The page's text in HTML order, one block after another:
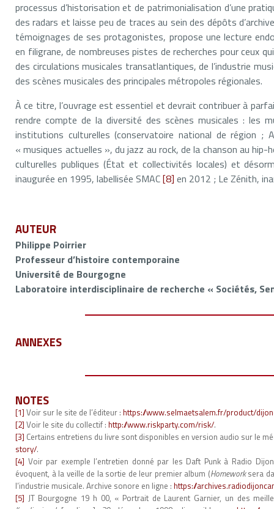
processus d’historisation et de patrimonialisation d’une
des radars et laisse peu de traces au sein des dépôts
témoignages de ses protagonistes, propose une lecture
en filigrane, de nombreuses pistes de recherches pour ceux
des circulations musicales transatlantiques, de l’industrie
des scènes musicales des principales métropoles régionales.
À ce titre, l’ouvrage est essentiel et devrait contribuer à
rendre compte de la diversité des scènes musicales : les
institutions culturelles (conservatoire national de région ;
« musiques actuelles », du jazz au rock, de la chanson au
culturelles publiques (État et collectivités locales) et
inaugurée en 1995, labellisée SMAC[8] en 2012 ; Le Zénith,
AUTEUR
Philippe Poirrier
Professeur d’histoire contemporaine
Université de Bourgogne
Laboratoire interdisciplinaire de recherche « Sociétés,
ANNEXES
NOTES
[1] Voir sur le site de l’éditeur : https://www.selmaetsalem.fr/product/
[2] Voir le site du collectif : http://www.riskparty.com/risk/.
[3] Certains entretiens du livre sont disponibles en version audio sur le
story/.
[4] Voir par exemple l’entretien donné par les Daft Punk à Radio
évoquent, à la veille de la sortie de leur premier album (Homeworksera
l’industrie musicale. Archive sonore en ligne : https://
[5] JT Bourgogne 19 h 00, « Portrait de Laurent Garnier, un des